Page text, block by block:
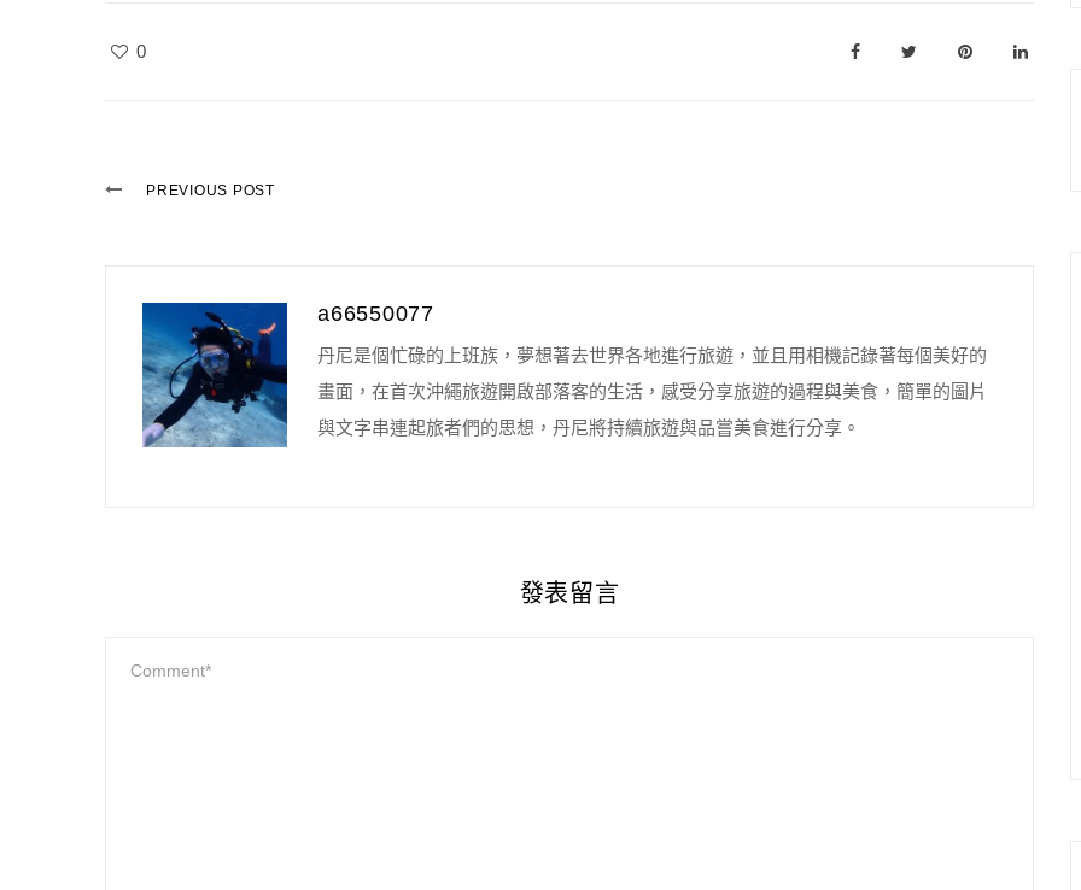
0
PREVIOUS POST
a66550077
丹尼是個忙碌的上班族，夢想著去世界各地進行旅遊，並且用相機記錄著每個美好的
畫面，在首次沖繩旅遊開啟部落客的生活，感受分享旅遊的過程與美食，簡單的圖片
與文字串連起旅者們的思想，丹尼將持續旅遊與品嘗美食進行分享。
發表留言